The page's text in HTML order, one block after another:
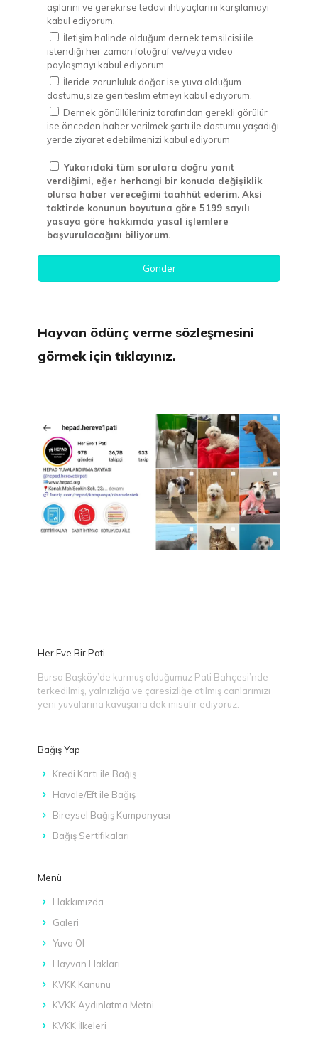
aşılarını ve gerekirse tedavi ihtiyaçlarını karşılamayı
kabul ediyorum.
İletişim halinde olduğum dernek temsilcisi ile
istendiği her zaman fotoğraf ve/veya video
paylaşmayı kabul ediyorum.
İleride zorunluluk doğar ise yuva olduğum
dostumu,size geri teslim etmeyi kabul ediyorum.
Dernek gönüllüleriniz tarafından gerekli görülür
ise önceden haber verilmek şartı ile dostumu yaşadığı
yerde ziyaret edebilmenizi kabul ediyorum
Yukarıdaki tüm sorulara doğru yanıt
verdiğimi, eğer herhangi bir konuda değişiklik
olursa haber vereceğimi taahhüt ederim. Aksi
taktirde konunun boyutuna göre 5199 sayılı
yasaya göre hakkımda yasal işlemlere
başvurulacağını biliyorum.
Hayvan ödünç verme sözleşmesini
görmek için tıklayınız.
Her Eve Bir Pati
Bursa Başköy’de kurmuş olduğumuz Pati Bahçesi’nde
terkedilmiş, yalnızlığa ve çaresizliğe atılmış canlarımızı
yeni yuvalarına kavuşana dek misafir ediyoruz.
Bağış Yap
Kredi Kartı ile Bağış
Havale/Eft ile Bağış
Bireysel Bağış Kampanyası
Bağış Sertifikaları
Menü
Hakkımızda
Galeri
Yuva Ol
Hayvan Hakları
KVKK Kanunu
KVKK Aydınlatma Metni
KVKK İlkeleri